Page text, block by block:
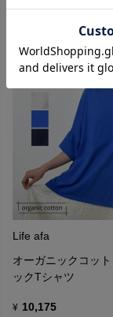
Life afa
オーガニックコッ
ックTシャツ
¥ 10,175